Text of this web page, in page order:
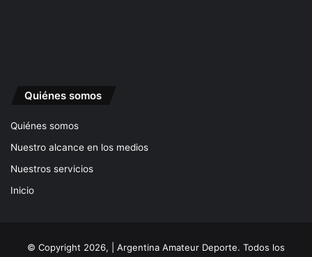
Quiénes somos
Quiénes somos
Nuestro alcance en los medios
Nuestros servicios
Inicio
© Copyright 2026, | Argentina Amateur Deporte. Todos los